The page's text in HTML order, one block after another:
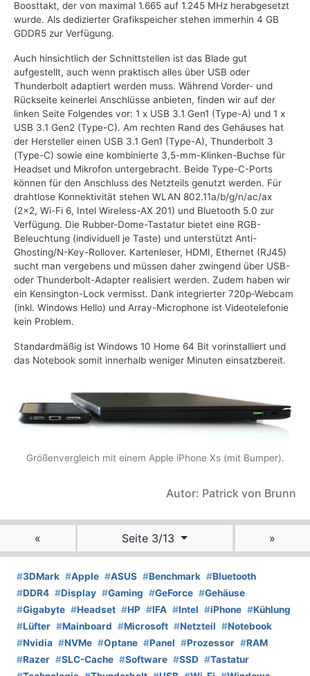
Boosttakt, der von maximal 1.665 auf 1.245 MHz herabgesetzt
wurde. Als dedizierter Grafikspeicher stehen immerhin 4 GB
GDDR5 zur Verfügung.
Auch hinsichtlich der Schnittstellen ist das Blade gut
aufgestellt, auch wenn praktisch alles über USB oder
Thunderbolt adaptiert werden muss. Während Vorder- und
Rückseite keinerlei Anschlüsse anbieten, finden wir auf der
linken Seite Folgendes vor: 1 x USB 3.1 Gen1 (Type-A) und 1 x
USB 3.1 Gen2 (Type-C). Am rechten Rand des Gehäuses hat
der Hersteller einen USB 3.1 Gen1 (Type-A), Thunderbolt 3
(Type-C) sowie eine kombinierte 3,5-mm-Klinken-Buchse für
Headset und Mikrofon untergebracht. Beide Type-C-Ports
können für den Anschluss des Netzteils genutzt werden. Für
drahtlose Konnektivität stehen WLAN 802.11a/​b/​g/​n/​ac/ax
(2x2, Wi-Fi 6, Intel Wireless-AX 201) und Bluetooth 5.0 zur
Verfügung. Die Rubber-Dome-Tastatur bietet eine RGB-
Beleuchtung (individuell je Taste) und unterstützt Anti-
Ghosting/​N-Key-Rollover. Kartenleser, HDMI, Ethernet (RJ45)
sucht man vergebens und müssen daher zwingend über USB-
oder Thunderbolt-Adapter realisiert werden. Zudem haben wir
ein Kensington-Lock vermisst. Dank integrierter 720p-Webcam
(inkl. Windows Hello) und Array-Microphone ist Videotelefonie
kein Problem.
Standardmäßig ist Windows 10 Home 64 Bit vorinstalliert und
das Notebook somit innerhalb weniger Minuten einsatzbereit.
Größenvergleich mit einem Apple iPhone Xs (mit Bumper).
Autor: Patrick von Brunn
« Seite 3/13 »
#3DMark #Apple #ASUS #Benchmark #Bluetooth
#DDR4 #Display #Gaming #GeForce #Gehäuse
#Gigabyte #Headset #HP #IFA #Intel #iPhone #Kühlung
#Lüfter #Mainboard #Microsoft #Netzteil #Notebook
#Nvidia #NVMe #Optane #Panel #Prozessor #RAM
#Razer #SLC-Cache #Software #SSD #Tastatur